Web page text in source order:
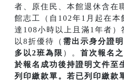
者、原住民、本館退休含在
館志工（自102年1月起在本
達108小時以上且滿1年者）
以8折優待（ 需出示身分證
多以2班為限 ）。 首次報名
於報名成功後持證明文件至
列印繳款單。若已列印繳款